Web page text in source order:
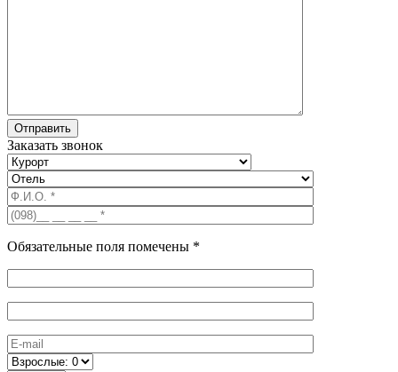
Заказать звонок
Обязательные поля помечены *